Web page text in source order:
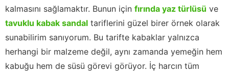
kalmasını sağlamaktır. Bunun için fırında yaz türlüsü ve
tavuklu kabak sandal tariflerini güzel birer örnek olarak
sunabilirim sanıyorum. Bu tarifte kabaklar yalnızca
herhangi bir malzeme değil, aynı zamanda yemeğin hem
kabuğu hem de süsü görevi görüyor. İç harcın tüm